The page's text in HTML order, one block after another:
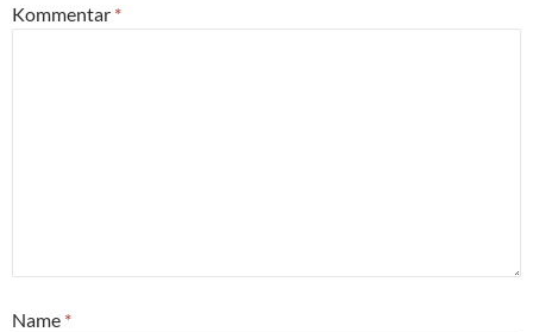
Kommentar *
Name *